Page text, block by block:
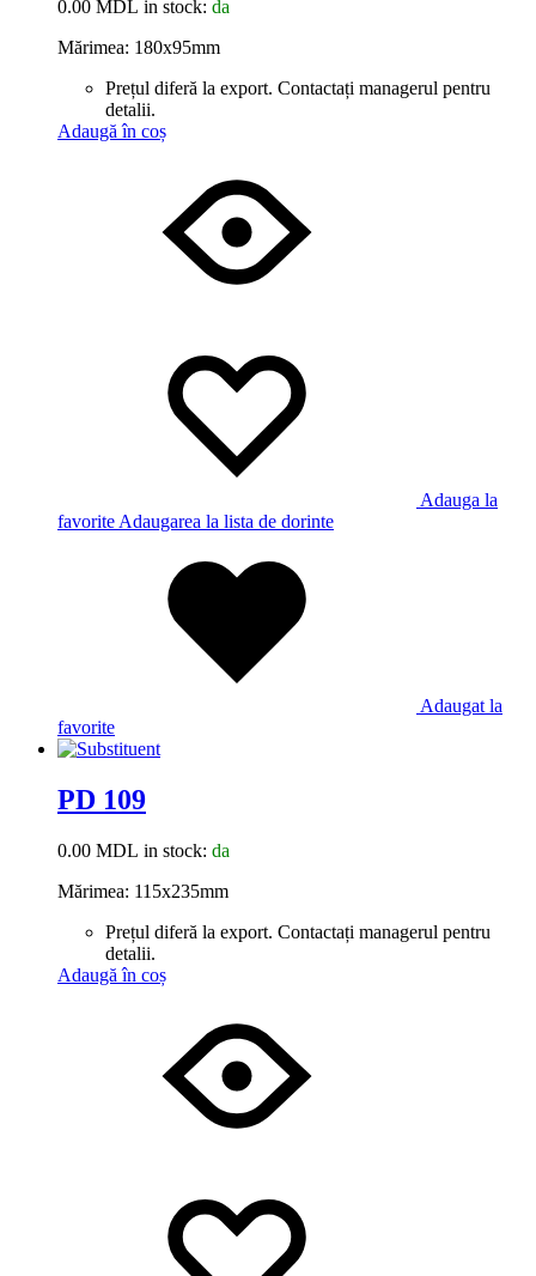
0.00 MDL in stock: da
Mărimea: 180x95mm
Prețul diferă la export. Contactați managerul pentru
detalii.
Adaugă în coș
Adauga la
favorite Adaugarea la lista de dorinte
Adaugat la
favorite
PD 109
0.00 MDL in stock: da
Mărimea: 115x235mm
Prețul diferă la export. Contactați managerul pentru
detalii.
Adaugă în coș